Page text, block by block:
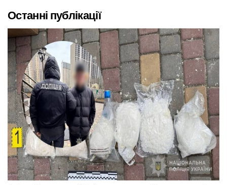
Останні публікації